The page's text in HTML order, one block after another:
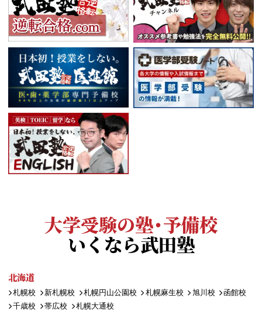
大学受験の塾・予備校
いくなら武田塾
北海道
札幌校 新札幌校 札幌円山公園校 札幌麻生校 旭川校
函館校
千歳校
帯広校 札幌大通校